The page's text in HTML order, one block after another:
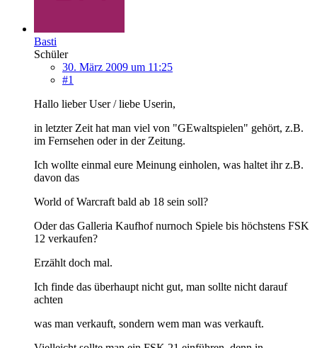
Basti
Schüler
30. März 2009 um 11:25
#1
Hallo lieber User / liebe Userin,
in letzter Zeit hat man viel von "GEwaltspielen" gehört, z.B.
im Fernsehen oder in der Zeitung.
Ich wollte einmal eure Meinung einholen, was haltet ihr z.B.
davon das
World of Warcraft bald ab 18 sein soll?
Oder das Galleria Kaufhof nurnoch Spiele bis höchstens FSK
12 verkaufen?
Erzählt doch mal.
Ich finde das überhaupt nicht gut, man sollte nicht darauf
achten
was man verkauft, sondern wem man was verkauft.